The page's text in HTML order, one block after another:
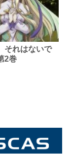
それはないで
2巻